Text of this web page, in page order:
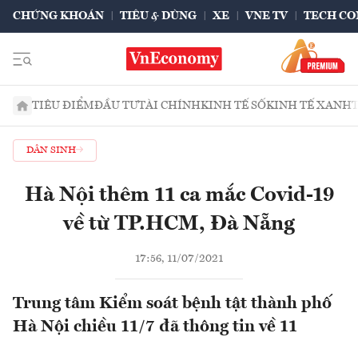
CHỨNG KHOÁN TIÊU & DÙNG XE VNE TV TECH
TIÊU ĐIỂMĐẦU TƯTÀI CHÍNHKINH TẾ SỐKINH TẾ XANH
DÂN SINH
Hà Nội thêm 11 ca mắc Covid-19
về từ TP.HCM, Đà Nẵng
17:56, 11/07/2021
Trung tâm Kiểm soát bệnh tật thành phố
Hà Nội chiều 11/7 đã thông tin về 11